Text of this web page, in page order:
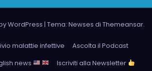
WordPress | Tema: Newses di Themeansar.
malattie infettive
Ascolta il Podcast
news
Iscriviti alla Newsletter